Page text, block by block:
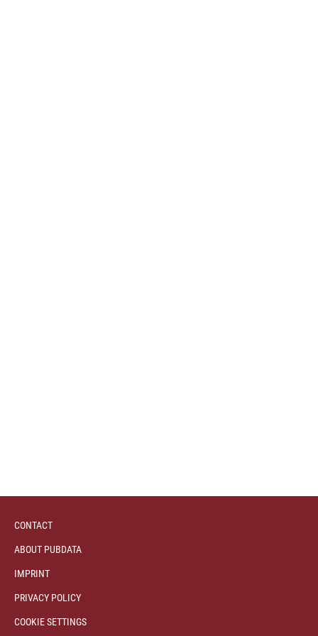
CONTACT
ABOUT PUBDATA
IMPRINT
PRIVACY POLICY
COOKIE SETTINGS